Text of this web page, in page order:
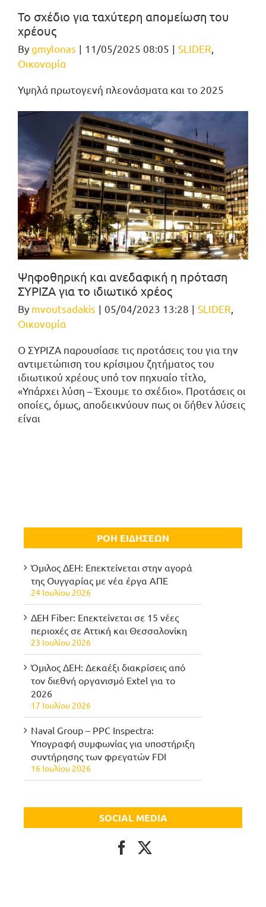
Το σχέδιο για ταχύτερη απομείωση του
χρέους
Bygmylonas | 11/05/2025 08:05 | SLIDER,
Οικονομία
Υψηλά πρωτογενή πλεονάσματα και το 2025
Ψηφοθηρική και ανεδαφική η πρόταση
ΣΥΡΙΖΑ για το ιδιωτικό χρέος
By mvoutsadakis | 05/04/2023 13:28 | SLIDER,
Οικονομία
Ο ΣΥΡΙΖΑ παρουσίασε τις προτάσεις του για την
αντιμετώπιση του κρίσιμου ζητήματος του
ιδιωτικού χρέους υπό τον πηχυαίο τίτλο,
«Υπάρχει λύση – Έχουμε το σχέδιο». Προτάσεις οι
οποίες, όμως, αποδεικνύουν πως οι δήθεν λύσεις
είναι
ΡΟΗ ΕΙΔΗΣΕΩΝ
Όμιλος ΔΕΗ: Επεκτείνεται στην αγορά
της Ουγγαρίας με νέα έργα ΑΠΕ
24 Ιουλίου 2026
ΔΕΗ Fiber: Επεκτείνεται σε 15 νέες
περιοχές σε Αττική και Θεσσαλονίκη
23 Ιουλίου 2026
Όμιλος ΔΕΗ: Δεκαέξι διακρίσεις από
τον διεθνή οργανισμό Extel για το
2026
17 Ιουλίου 2026
Naval Group – PPC Inspectra:
Υπογραφή συμφωνίας για υποστήριξη
συντήρησης των φρεγατών FDI
16 Ιουλίου 2026
SOCIAL MEDIA